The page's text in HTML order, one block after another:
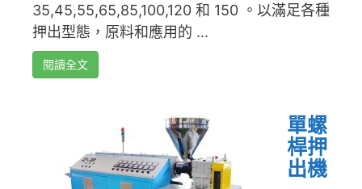
35,45,55,65,85,100,120 和 150 。以滿足各種
押出型態，原料和應用的 ...
閱讀全文
單螺
桿押
出機